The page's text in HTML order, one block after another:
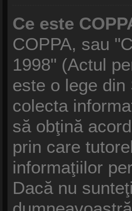
Ce este
COPPA, sau
1998" (Actul
este o lege
colecta
să obţină
prin care
informaţiilor
Dacă nu